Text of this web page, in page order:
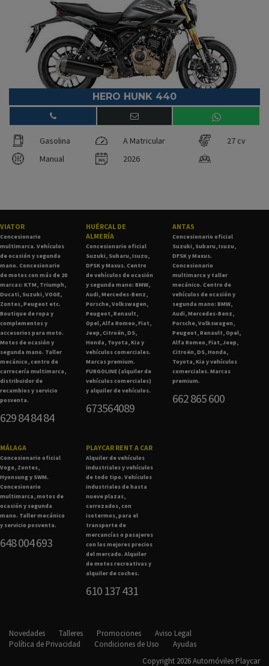
HERO HUNK 440
Gasolina A Matricular
27 cv
Manual
2026
VIATOR
Concesionario
multimarca. Vehículos
de ocasión y segunda
mano. Concesionario
de motos con más de 20
marcas: KTM, Triumph,
Ducati, Suzuki, VOGE,
Zontes, Peugeot etc.
Boutique de ropa y
complementos y
accesorios para moto.
Motos de ocasión y
segunda mano. Taller
mecánico, centro de
carrocería multimarca,
distribuidor de
recambios y servicio
posventa.
629 84 84 84
HUÉRCAL DE
ALMERÍA
Concesionario oficial
Suzuki, Subaru, Isuzu,
DFSK y Maxus. Centro
de vehículos de ocasión
y segunda mano: BMW,
Audi, Mercedes-Benz,
Porsche, Volkswagen,
Peugeot, Renault,
Opel, Alfa Romeo, Fiat,
Jeep, Citroën, DS,
Honda, Toyota, Kia y
vehículos comerciales.
Marcas premium.
FURGOLINE (alquiler de
vehículos comerciales)
y alquiler de vehículos.
673564089
ANTAS
Concesionario oficial
Suzuki, Subaru, Isuzu,
DFSK y Maxus.
Concesionario
multimarca y taller
mecánico. Centro de
vehículos de ocasión y
segunda mano: BMW,
Audi, Mercedes-Benz,
Porsche, Volkswagen,
Peugeot, Renault, Opel,
Alfa Romeo, Fiat, Jeep,
Citroën, DS, Honda,
Toyota, Kia y vehículos
comerciales. Marcas
premium.
662 865 600
MÁLAGA
Concesionario oficial
Voge, Zontes,
Hyonsung y SWM.
Concesionario
multimarca, motos de
ocasión y segunda
mano. Taller mecánico
y servicio posventa.
648 004 693
PLAYCAR RENT A CAR
Alquiler de vehículos
industriales y vehículos
de todo tipo. Vehículos
industriales de hasta
nueve plazas,
carrozados, con
isotermos, para el
transporte de
mercancías o pasajeros
con los mejores precios
del mercado. Alquiler
de motos recreativas y
alquiler de coches.
610 137 431
Novedades Talleres Promociones
Aviso Legal
Política de Privacidad
Condiciones de Uso
Ayudas
Copyright 2026 Automóviles Playcar